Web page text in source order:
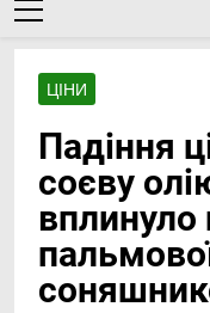
ЦІНИ
Падіння
соєву
вплинуло